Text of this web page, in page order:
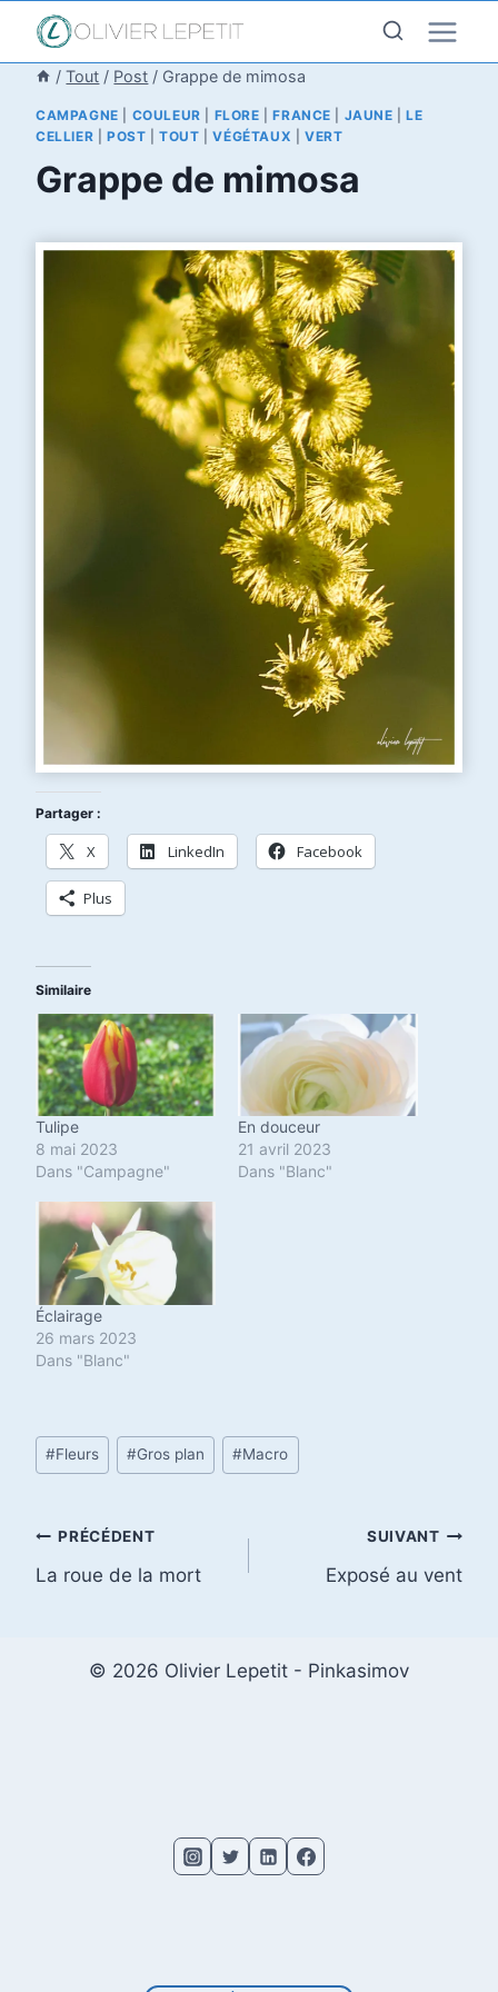
contenu
/ Tout / Post / Grappe de mimosa
CAMPAGNE COULEUR FLORE |FRANCE JAUNE |LE
CELLIER
POST |TOUT |VÉGÉTAUX VERT
Grappe de mimosa
Partager :
X LinkedIn Facebook
Plus
Similaire
Tulipe
8 mai 2023
Dans "Campagne"
En douceur
21 avril 2023
Dans "Blanc"
Éclairage
26 mars 2023
Dans "Blanc"
Étiquettes
de
publication :
#Fleurs #Gros plan #Macro
Navigation
de
PRÉCÉDENT
La roue de la mort
SUIVANT
Exposé au vent
© 2026 Olivier Lepetit - Pinkasimov